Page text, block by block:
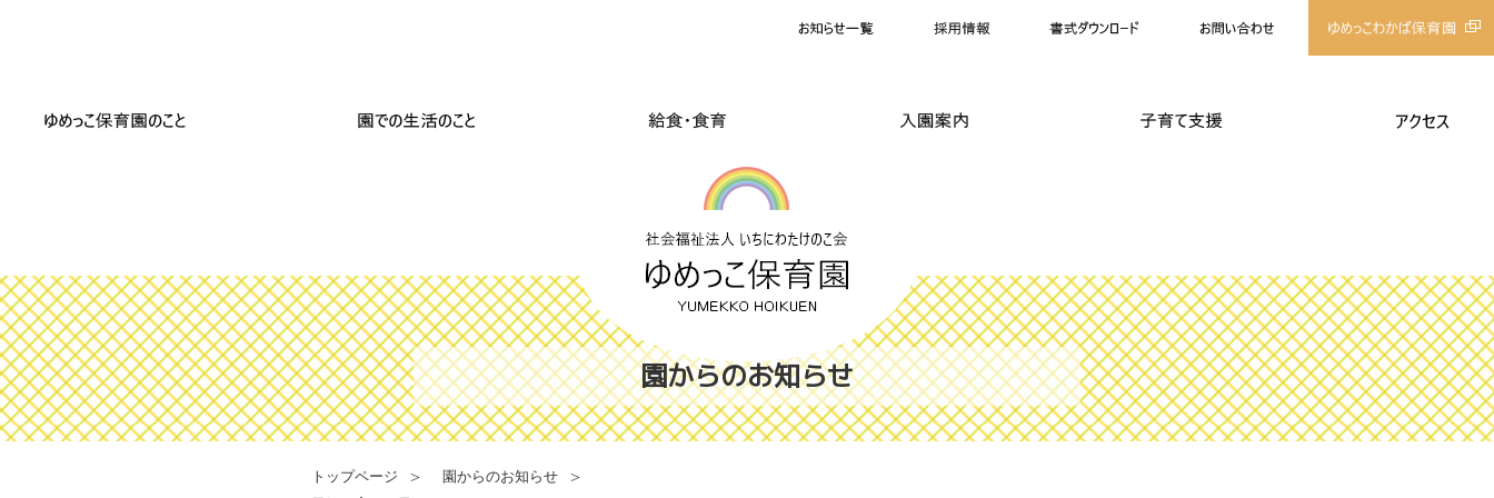
園からのお知らせ
トップページ
園からのお知らせ